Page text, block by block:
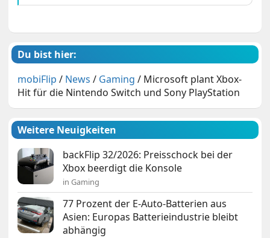
Du bist hier:
mobiFlip / News / Gaming / Microsoft plant Xbox-
Hit für die Nintendo Switch und Sony PlayStation
Weitere Neuigkeiten
backFlip 32/2026: Preisschock bei der
Xbox beerdigt die Konsole
in Gaming
77 Prozent der E-Auto-Batterien aus
Asien: Europas Batterieindustrie bleibt
abhängig